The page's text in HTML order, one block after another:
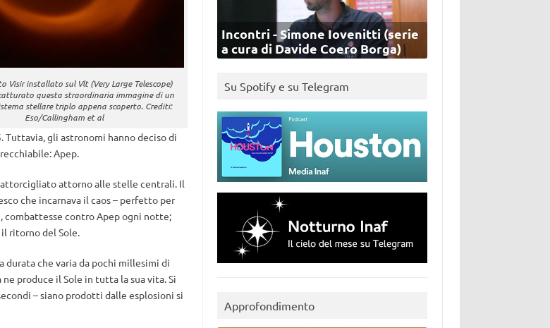
Visir installato sul Vlt (Very Large Telescope)
questa straordinaria immagine di un
stellare triplo appena scoperto. Crediti:
Eso/Callingham et al
Tuttavia, gli astronomi hanno deciso di
Apep.
attorcigliato attorno alle stelle centrali. Il
che incarnava il caos – perfetto per
combattesse contro Apep ogni notte;
ritorno del Sole.
durata che varia da pochi millesimi di
produce il Sole in tutta la sua vita. Si
– siano prodotti dalle esplosioni si
Incontri - Simone Iovenitti (serie
a cura di Davide Coero Borga)
Su Spotify e su Telegram
Approfondimento